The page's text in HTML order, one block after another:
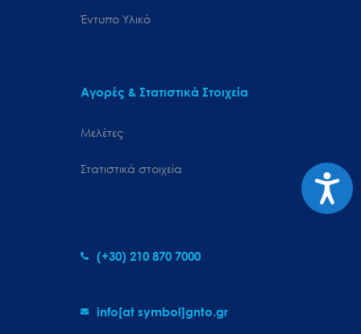
Έντυπο Υλικό
Αγορές & Στατιστικά Στοιχεία
Μελέτες
Στατιστικά στοιχεία
(+30) 210 870 7000
info[at symbol]gnto.gr